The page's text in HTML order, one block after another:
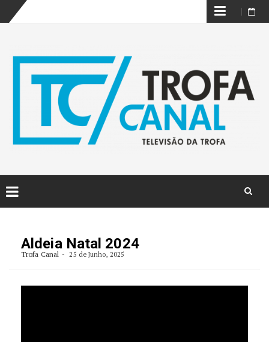
Skip
contentAldeia Natal 2024
Trofa Canal 25 de Junho, 2025